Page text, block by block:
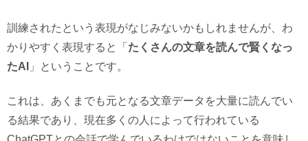
訓練されたという表現がなじみないかもしれませんが、わ
かりやすく表現すると「 たくさんの文章を読んで賢くなっ
たAI
」ということです。
これは、あくまでも元となる文章データを大量に読んでい
る結果であり、現在多くの人によって行われている